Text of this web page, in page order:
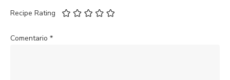
Recipe Rating
Comentario *